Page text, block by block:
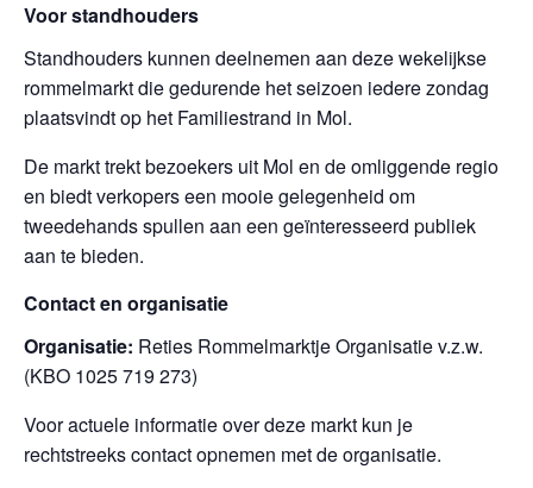
Voor standhouders
Standhouders kunnen deelnemen aan deze wekelijkse
rommelmarkt die gedurende het seizoen iedere zondag
plaatsvindt op het Familiestrand in Mol.
De markt trekt bezoekers uit Mol en de omliggende regio
en biedt verkopers een mooie gelegenheid om
tweedehands spullen aan een geïnteresseerd publiek
aan te bieden.
Contact en organisatie
Organisatie: Reties Rommelmarktje Organisatie v.z.w.
(KBO 1025 719 273)
Voor actuele informatie over deze markt kun je
rechtstreeks contact opnemen met de organisatie.